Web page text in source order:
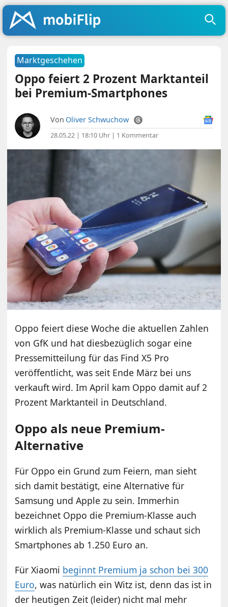
Marktgeschehen
Oppo feiert 2 Prozent Marktanteil
bei Premium-Smartphones
Von Oliver Schwuchow
28.05.22 | 18:10 Uhr | 1 Kommentar
Oppo feiert diese Woche die aktuellen Zahlen
von GfK und hat diesbezüglich sogar eine
Pressemitteilung für das Find X5 Pro
veröffentlicht, was seit Ende März bei uns
verkauft wird. Im April kam Oppo damit auf 2
Prozent Marktanteil in Deutschland.
Oppo als neue Premium-
Alternative
Für Oppo ein Grund zum Feiern, man sieht
sich damit bestätigt, eine Alternative für
Samsung und Apple zu sein. Immerhin
bezeichnet Oppo die Premium-Klasse auch
wirklich als Premium-Klasse und schaut sich
Smartphones ab 1.250 Euro an.
Für Xiaomi beginnt Premium ja schon bei 300
Euro, was natürlich ein Witz ist, denn das ist in
der heutigen Zeit (leider) nicht mal mehr